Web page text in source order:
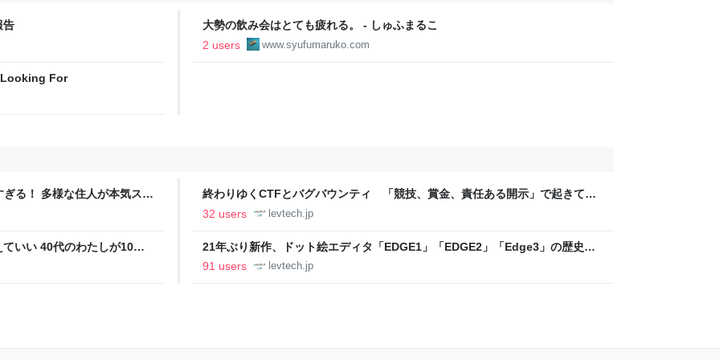
告
大勢の飲み会はとても疲れる。 - しゅふまるこ
2 users
www.syufumaruko.com
For
る！ 多様な住人が本気スキ
終わりゆくCTFとバグバウンティ 「競技、賞金、責任ある開示」で起きてい
ること【フォーカス】 - レバテックLAB
32 users levtech.jp
いい 40代のわたしが10年
21年ぶり新作、ドット絵エディタ「EDGE1」「EDGE2」「Edge3」の歴史に
ついて作者に聞く【フォーカス】 - レバテックLAB
91 users levtech.jp